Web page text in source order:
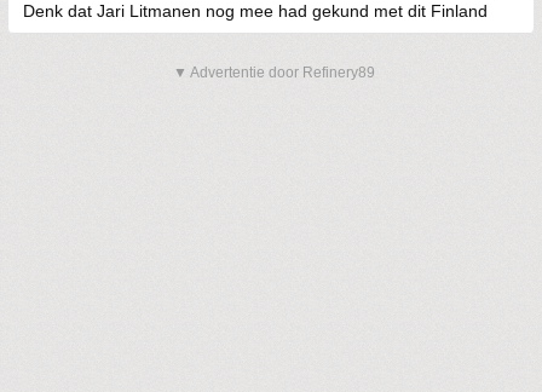
Denk dat Jari Litmanen nog mee had gekund met dit Finland
▼ Advertentie door Refinery89